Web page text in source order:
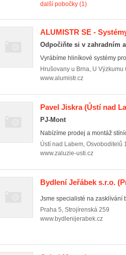
další pobočky (1)
ALUMISTR SE -
Odpočiňte si v zahradním
Vyrábíme hliníkové systémy
Hrušovany u Brna, U Výzkumu
www.alumistr.cz
Pavel Jiskra(Ústí nad
PJ-Mont
Nabízíme prodej a montáž
Ústí nad Labem, Osvoboditelů
www.zaluzie-usti.cz
Bydlení Jeřábek s.r.o.
Jsme specialisté na zasklívání
Praha 5, Strojírenská 259
www.bydlenijerabek.cz